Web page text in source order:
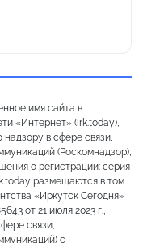
имя сайта в
«Интернет» (irk.today),
в сфере связи,
(Роскомнадзор),
о регистрации: серия
размещаются в том
«Иркутск Сегодня»
от 21 июля 2023 г.,
связи,
с